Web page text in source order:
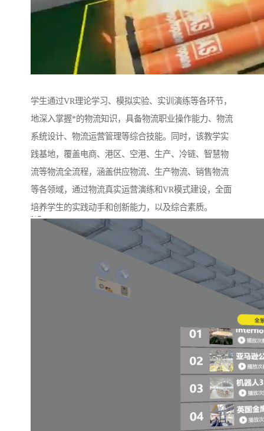
学生通过VR理论学习、模拟实验、实训演练等各环节，
地深入掌握*的物流知识，具备物流职业操作能力、物流
系统设计、物流运营管理等综合技能。同时，该教学实
践基地，覆盖电商、港区、空港、生产、冷链、智慧物
流等物流全流程，涵盖供应物流、生产物流、销售物流
等各领域，通过物流真实运营演练和VR模式建设，全面
培养学生的实践动手和创新能力，以及综合素质。